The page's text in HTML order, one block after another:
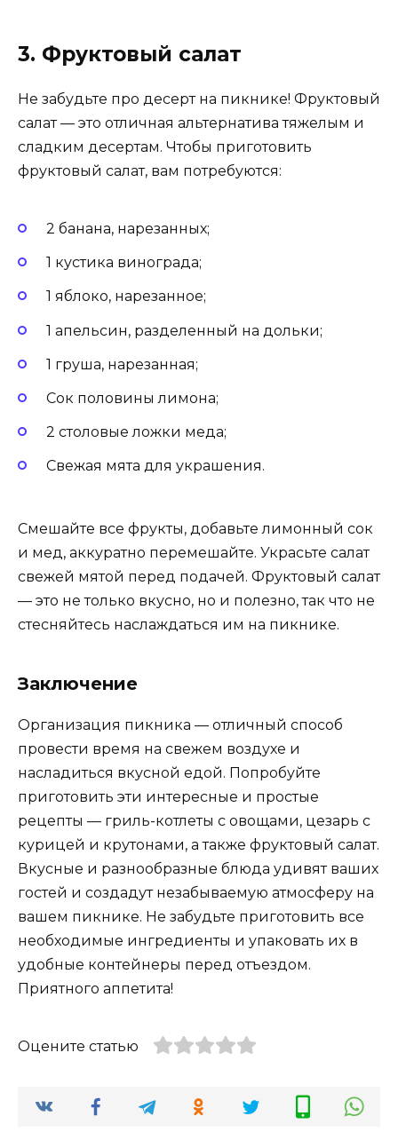
3. Фруктовый салат
Не забудьте про десерт на пикнике! Фруктовый
салат — это отличная альтернатива тяжелым и
сладким десертам. Чтобы приготовить
фруктовый салат, вам потребуются:
2 банана, нарезанных;
1 кустика винограда;
1 яблоко, нарезанное;
1 апельсин, разделенный на дольки;
1 груша, нарезанная;
Сок половины лимона;
2 столовые ложки меда;
Свежая мята для украшения.
Смешайте все фрукты, добавьте лимонный сок
и мед, аккуратно перемешайте. Украсьте салат
свежей мятой перед подачей. Фруктовый салат
— это не только вкусно, но и полезно, так что не
стесняйтесь наслаждаться им на пикнике.
Заключение
Организация пикника — отличный способ
провести время на свежем воздухе и
насладиться вкусной едой. Попробуйте
приготовить эти интересные и простые
рецепты — гриль-котлеты с овощами, цезарь с
курицей и крутонами, а также фруктовый салат.
Вкусные и разнообразные блюда удивят ваших
гостей и создадут незабываемую атмосферу на
вашем пикнике. Не забудьте приготовить все
необходимые ингредиенты и упаковать их в
удобные контейнеры перед отъездом.
Приятного аппетита!
Оцените статью